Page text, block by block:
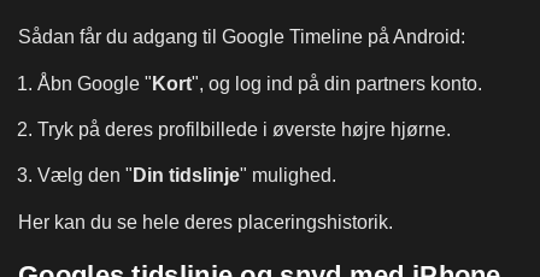
Sådan får du adgang til Google Timeline på Android:
Åbn Google " Kort", og log ind på din partners konto.
Tryk på deres profilbillede i øverste højre hjørne.
Vælg den " Din tidslinje" mulighed.
Her kan du se hele deres placeringshistorik.